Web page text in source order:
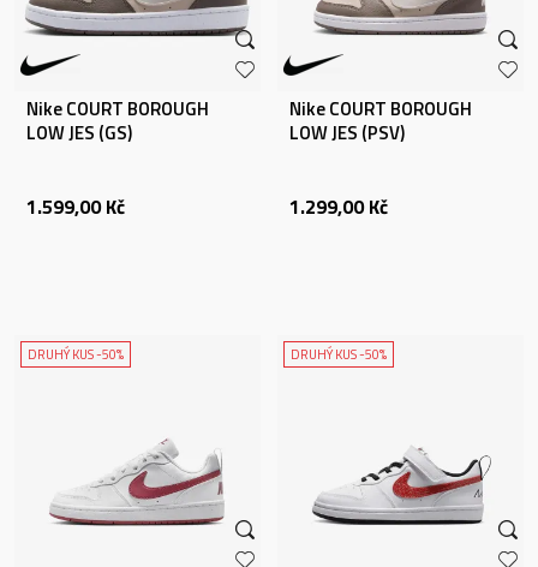
Nike COURT BOROUGH
LOW JES (GS)
1.599,00 Kč
Nike COURT BOROUGH
LOW JES (PSV)
1.299,00 Kč
DRUHÝ KUS -50% DRUHÝ KUS -50%